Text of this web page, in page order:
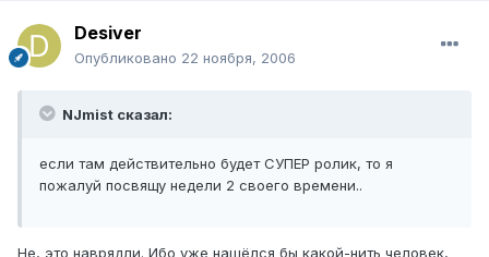
Desiver
Опубликовано 22 ноября, 2006
NJmist сказал:
если там действительно будет СУПЕР ролик, то я
пожалуй посвящу недели 2 своего времени..
Не, это наврядли. Ибо уже нашёлся бы какой-нить человек,